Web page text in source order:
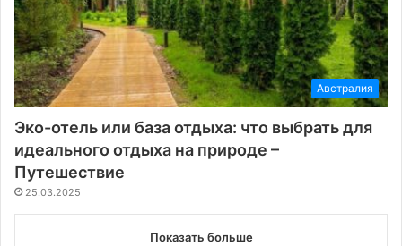
Австралия
Эко-отель или база отдыха: что выбрать для
идеального отдыха на природе –
Путешествие
25.03.2025
Показать больше